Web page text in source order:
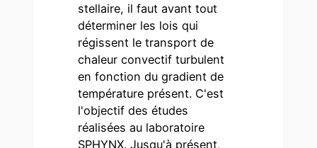
stellaire, il faut avant tout
déterminer les lois qui
régissent le transport de
chaleur convectif turbulent
en fonction du gradient de
température présent. C'est
l'objectif des études
réalisées au laboratoire
SPHYNX. Jusqu'à présent,